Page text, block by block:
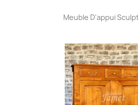
Meuble D'appui